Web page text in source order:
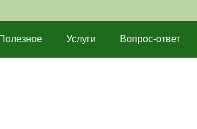
Полезное Услуги Вопрос-ответ